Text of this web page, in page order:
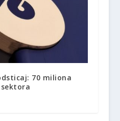
70 miliona
sektora